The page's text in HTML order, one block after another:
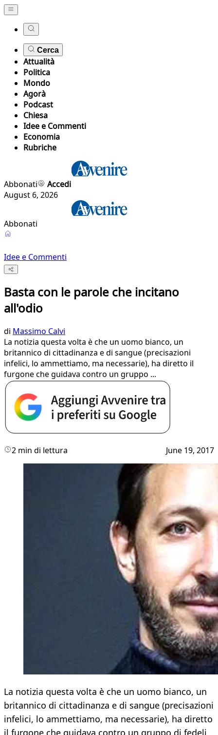
Cerca
Attualità
Politica
Mondo
Agorà
Podcast
Chiesa
Idee e Commenti
Economia
Rubriche
Abbonati
Accedi
August 6, 2026
Abbonati
Idee e Commenti
Basta con le parole che incitano
all'odio
di Massimo Calvi
La notizia questa volta è che un uomo bianco, un
britannico di cittadinanza e di sangue (precisazioni
infelici, lo ammettiamo, ma necessarie), ha diretto il
furgone che guidava contro un gruppo ...
2 min di lettura June 19, 2017
La notizia questa volta è che un uomo bianco, un
britannico di cittadinanza e di sangue (precisazioni
infelici, lo ammettiamo, ma necessarie), ha diretto
il furgone che guidava contro un gruppo di fedeli